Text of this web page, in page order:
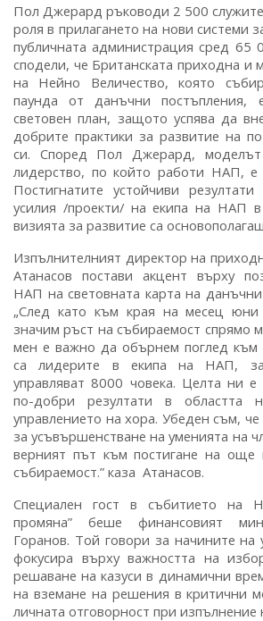
Пол Джерард ръководи 2 500
роля в прилагането на нови системи
публичната администрация сред 65
сподели, че Британската приходна и
на Нейно Величество, която
паунда от данъчни
световен план, защото успява да
добрите практики за развитие на
си. Според Пол Джерард,
лидерство, по който работи НАП, е
Постигнатите устойчиви
усилия /проекти/ на екипа на НАП в
визията за развитие са
Изпълнителният директор на
Атанасов постави акцент върху
НАП на световната карта на
„След като към края на месец юни
значим ръст на събираемост спрямо
мен е важно да обърнем поглед към
са лидерите в екипа на НАП,
управляват 8000 човека. Целта ни
по-добри резултати в областта
управлението на хора. Убеден съм,
за усъвършенстване на уменията на
верният път към постигане на още
събираемост.” каза Атанасов.
Специален гост в събитието на
промяна” беше финансовият
Горанов. Той говори за начините на
фокусира върху важността на
решаване на казуси в динамични
на вземане на решения в критични
личната отговорност при изпълнение